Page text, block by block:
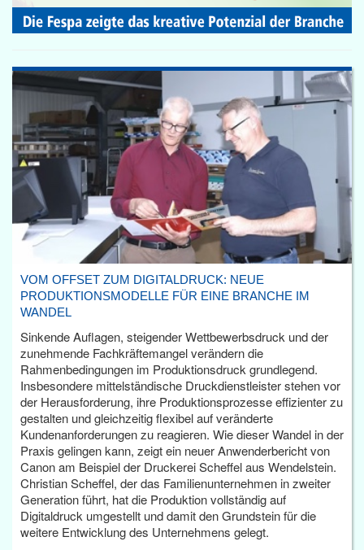
VOM OFFSET ZUM DIGITALDRUCK: NEUE
PRODUKTIONSMODELLE FÜR EINE BRANCHE IM
WANDEL
Sinkende Auflagen, steigender Wettbewerbsdruck und der
zunehmende Fachkräftemangel verändern die
Rahmenbedingungen im Produktionsdruck grundlegend.
Insbesondere mittelständische Druckdienstleister stehen vor
der Herausforderung, ihre Produktionsprozesse effizienter zu
gestalten und gleichzeitig flexibel auf veränderte
Kundenanforderungen zu reagieren. Wie dieser Wandel in der
Praxis gelingen kann, zeigt ein neuer Anwenderbericht von
Canon am Beispiel der Druckerei Scheffel aus Wendelstein.
Christian Scheffel, der das Familienunternehmen in zweiter
Generation führt, hat die Produktion vollständig auf
Digitaldruck umgestellt und damit den Grundstein für die
weitere Entwicklung des Unternehmens gelegt.